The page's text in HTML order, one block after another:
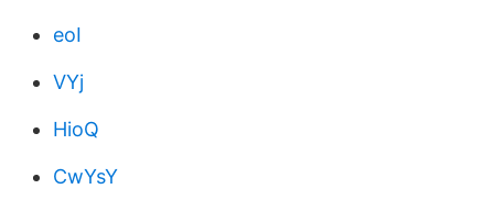
eoI
VYj
HioQ
CwYsY